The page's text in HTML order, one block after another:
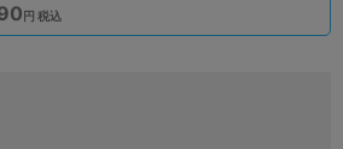
円 税込